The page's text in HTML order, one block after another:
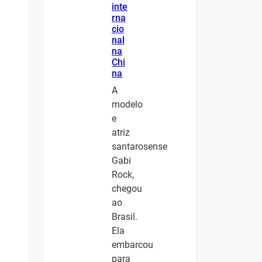
inte
rna
cio
nal
na
Chi
na
A
modelo
e
atriz
santarosense
Gabi
Rock,
chegou
ao
Brasil.
Ela
embarcou
para